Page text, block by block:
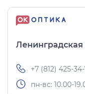
Ленинградская
+7 (812) 425-
пн-вс: 10.00-